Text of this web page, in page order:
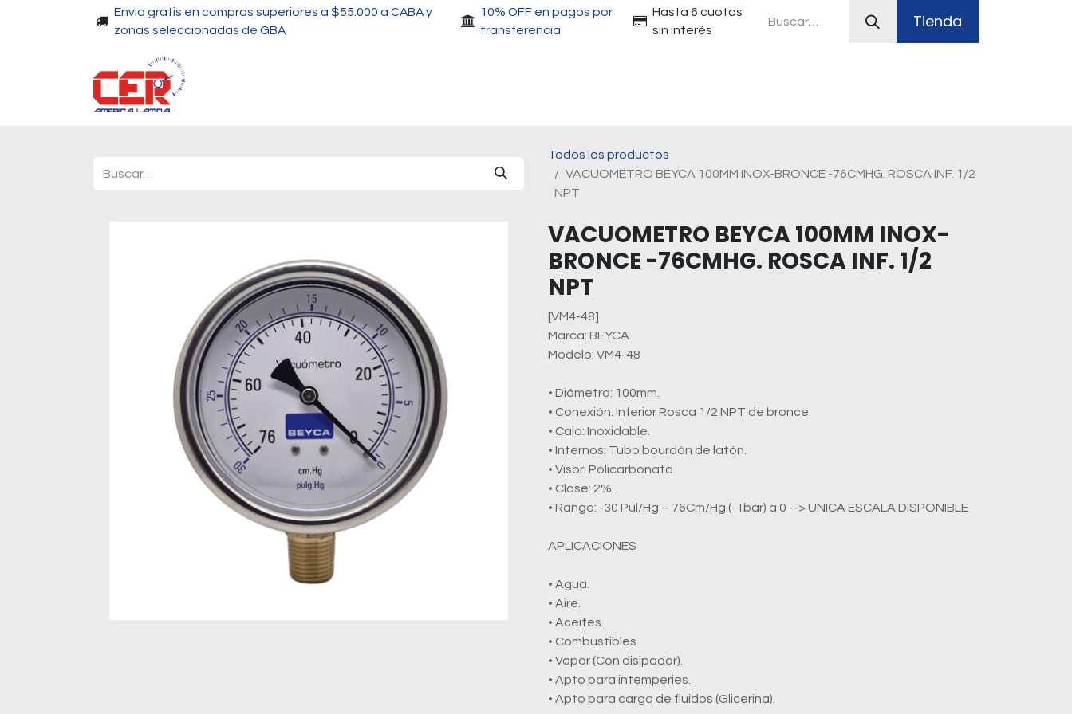
Envio gratis en compras superiores a $55.000 a CABA y
zonas seleccionadas de GBA
10% OFF en pagos por
transferencia
Hasta 6 cuotas
sin interés
Tienda
Todos los productos
VACUOMETRO BEYCA 100MM INOX-BRONCE -76CMHG. ROSCA INF. 1/2
NPT
VACUOMETRO BEYCA 100MM INOX-
BRONCE -76CMHG. ROSCA INF. 1/2
NPT
[VM4-48]
Marca: BEYCA
Modelo: VM4-48
• Diámetro: 100mm.
• Conexión: Inferior Rosca 1/2 NPT de bronce.
• Caja: Inoxidable.
• Internos: Tubo bourdón de latón.
• Visor: Policarbonato.
• Clase: 2%.
• Rango: -30 Pul/Hg – 76Cm/Hg (-1bar) a 0 --> UNICA ESCALA DISPONIBLE
APLICACIONES
• Agua.
• Aire.
• Aceites.
• Combustibles.
• Vapor (Con disipador).
• Apto para intemperies.
• Apto para carga de fluidos (Glicerina).